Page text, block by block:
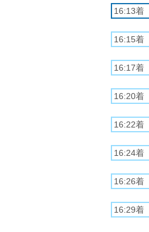
16:13着
16:15着
16:17着
16:20着
16:22着
16:24着
16:26着
16:29着